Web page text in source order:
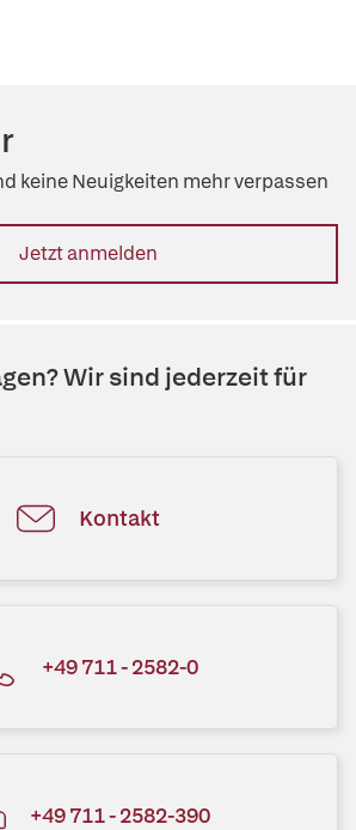
keine Neuigkeiten mehr verpassen
Jetzt anmelden
Wir sind jederzeit für
Kontakt
+49 711 - 2582-0
+49 711 - 2582-390